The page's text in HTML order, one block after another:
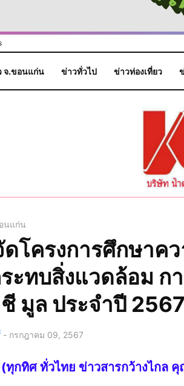
จ.ขอนแก่น ข่าวทั่วไป ข่าวท่องเที่ยว
นแก่น
โครงการศึกษาค
ะทบสิ่งแวดล้อม ก
ชี มูล ประจำปี
- กรกฎาคม 09, 2567
ทุกทิศ ทั่วไทย ข่าวสารกว้างไกล